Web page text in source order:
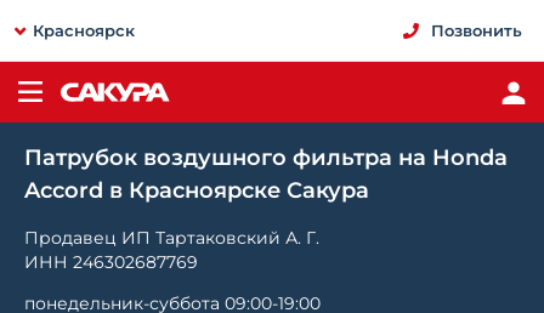
Красноярск Позвонить
Патрубок воздушного фильтра на Honda
Accord в Красноярске Сакура
Продавец ИП Тартаковский А. Г.
ИНН 246302687769
понедельник-суббота 09:00-19:00